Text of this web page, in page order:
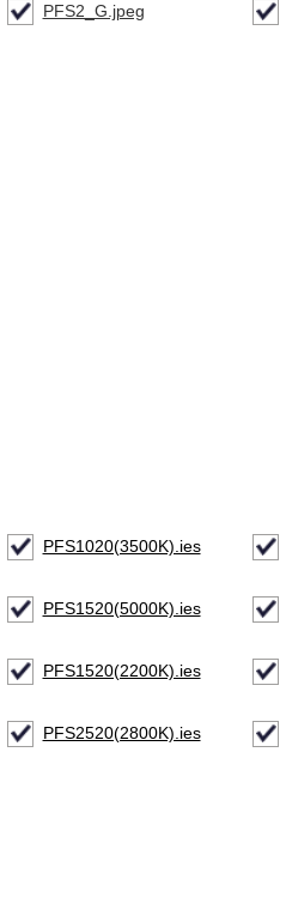
PFS2_G.jpeg
PFS1020(3500K).ies
PFS1520(5000K).ies
PFS1520(2200K).ies
PFS2520(2800K).ies